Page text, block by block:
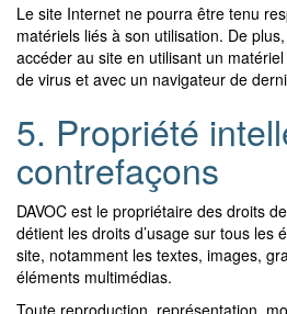
Le site Internet ne pourra être tenu
matériels liés à son utilisation. De plus,
accéder au site en utilisant un
de virus et avec un navigateur de
5. Propriété
contrefaçons
DAVOC est le propriétaire des droits
détient les droits d’usage sur tous les
site, notamment les textes, images,
éléments multimédias.
Toute reproduction, représentation,